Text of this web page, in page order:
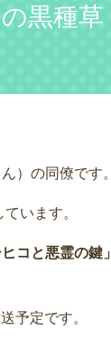
黒種草
）の同僚です。
います。
コと悪霊の鍵」
予定です。